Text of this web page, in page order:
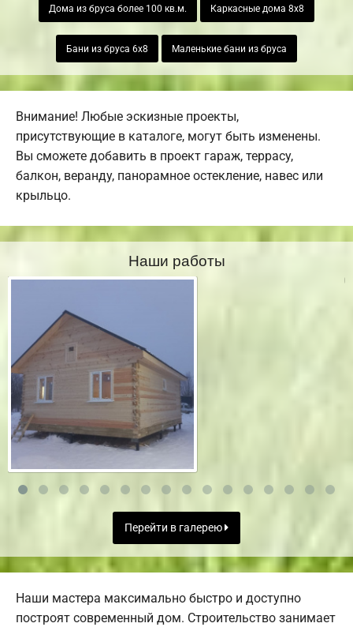
Дома из бруса более 100 кв.м. Каркасные дома 8х8
Бани из бруса 6х8 Маленькие бани из бруса
Внимание! Любые эскизные проекты,
присутствующие в каталоге, могут быть изменены.
Вы сможете добавить в проект гараж, террасу,
балкон, веранду, панорамное остекление, навес или
крыльцо.
Наши работы
Перейти в галерею
Наши мастера максимально быстро и доступно
построят современный дом. Строительство занимает